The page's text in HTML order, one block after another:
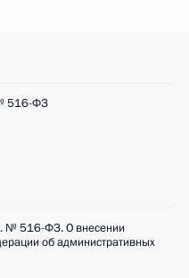
516-ФЗ
№ 516-ФЗ. О внесении
об административных